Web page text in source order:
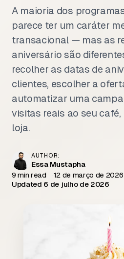
A maioria dos
parece ter um caráter
transacional — mas as
aniversário são
recolher as datas de
clientes, escolher a
automatizar uma
visitas reais ao seu
loja.
AUTHOR:
Essa Mustapha
9 min read
12 de março de 2026
Updated 6 de julho de 2026